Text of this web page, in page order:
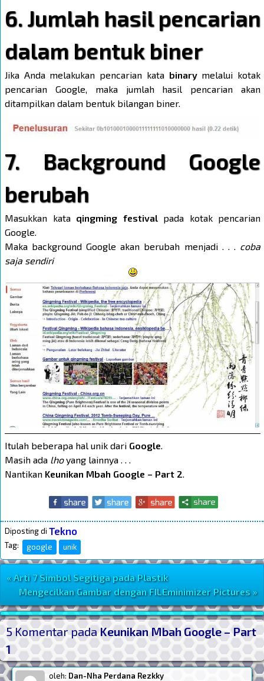
6. Jumlah hasil pencarian
dalam bentuk biner
Jika Anda melakukan pencarian kata binarymelalui kotak
pencarian Google, maka jumlah hasil pencarian akan
ditampilkan dalam bentuk bilangan biner.
7. Background Google
berubah
Masukkan kata qingming festivalpada kotak pencarian
Google.
Maka background Google akan berubah menjadi . . . coba
saja sendiri
Itulah beberapa hal unik dari Google
Masih ada lhoyang lainnya . . .
Nantikan Keunikan Mbah Google – Part 2
Diposting di Tekno
Tag: google unik
Navigasi Postingan
« Arti 7 Simbol Segitiga pada Plastik
Mengecilkan Gambar dengan FILEminimizer Pictures »
Post Widget
5 Komentar padaKeunikan Mbah Google – Part
1
oleh: Dan-Nha Perdana Rezkky